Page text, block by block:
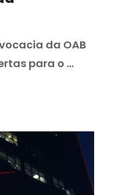
da OAB
para o ...